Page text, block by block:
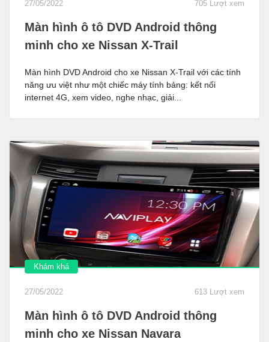
27/05/2022 705 Lượt xem
Màn hình ô tô DVD Android thông
minh cho xe Nissan X-Trail
Màn hình DVD Android cho xe Nissan X-Trail với các tính
năng ưu việt như một chiếc máy tính bảng: kết nối
internet 4G, xem video, nghe nhạc, giải...
Khám khá
27/05/2022 613 Lượt xem
Màn hình ô tô DVD Android thông
minh cho xe Nissan Navara